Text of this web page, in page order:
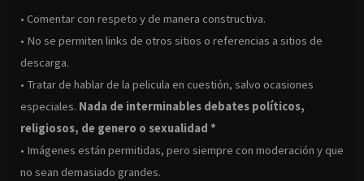
• Comentar con respeto y de manera constructiva.
• No se permiten links de otros sitios o referencias a sitios de
descarga.
• Tratar de hablar de la pelicula en cuestión, salvo ocasiones
especiales. Nada de interminables debates políticos,
religiosos, de genero o sexualidad *
• Imágenes están permitidas, pero siempre con moderación y que
no sean demasiado grandes.